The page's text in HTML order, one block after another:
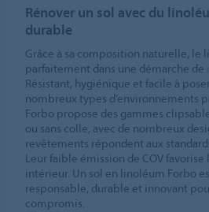
Rénover un sol avec du
durable
Grâce à sa composition naturelle, le
parfaitement dans une démarche de
Résistant, hygiénique et facile à
nombreux types d’environnements
Forbo propose des gammes
ou sans colle, avec de nombreux
revêtements répondent aux standards
Leur faible émission de COV favorise
intérieur. Un sol en linoléum Forbo
responsable, durable et innovant
compromis.